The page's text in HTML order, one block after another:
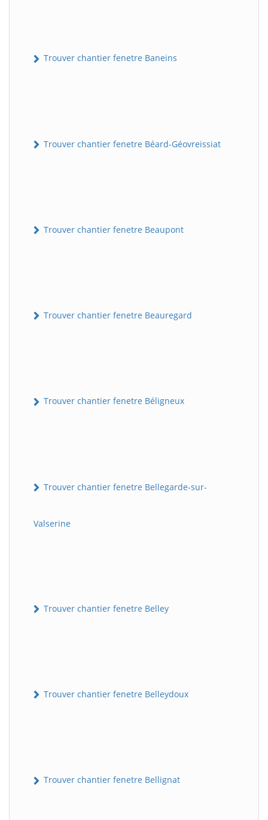
Trouver chantier fenetre Baneins
Trouver chantier fenetre Béard-Géovreissiat
Trouver chantier fenetre Beaupont
Trouver chantier fenetre Beauregard
Trouver chantier fenetre Béligneux
Trouver chantier fenetre Bellegarde-sur-
Valserine
Trouver chantier fenetre Belley
Trouver chantier fenetre Belleydoux
Trouver chantier fenetre Bellignat